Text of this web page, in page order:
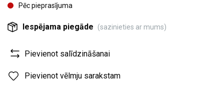
Pēc pieprasījuma
Iespējama piegāde (sazinieties ar mums)
Pievienot salīdzināšanai
Pievienot vēlmju sarakstam